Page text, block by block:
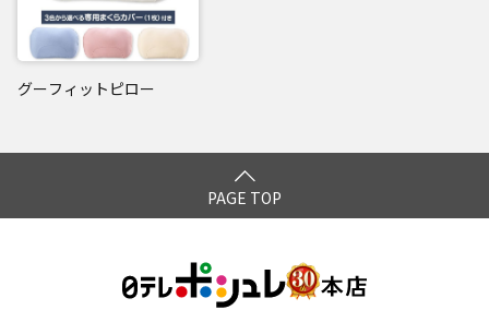
グーフィットピロー
PAGE TOP